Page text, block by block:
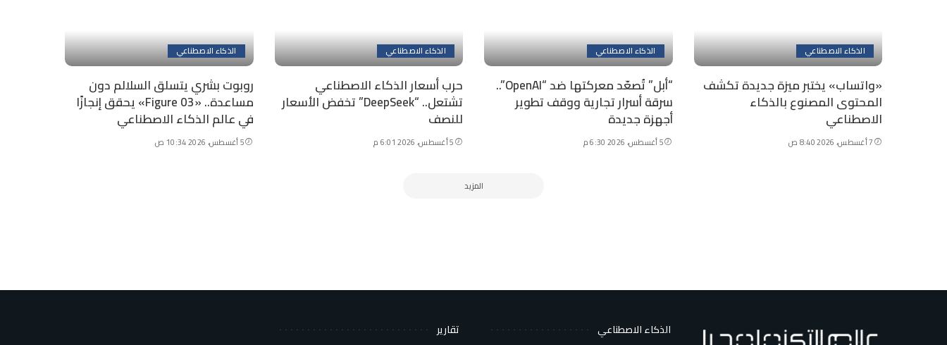
الذكاء الاصطناعي
«واتساب» يختبر ميزة جديدة تكشف
المحتوى المصنوع بالذكاء
الاصطناعي
7 أغسطس، 2026 8:40 ص
الذكاء الاصطناعي
“أبل” تُصعّد معركتها ضد “OpenAI”..
سرقة أسرار تجارية ووقف تطوير
أجهزة جديدة
5 أغسطس، 2026 6:30 م
الذكاء الاصطناعي
حرب أسعار الذكاء الاصطناعي
تشتعل.. “DeepSeek” تخفض الأسعار
للنصف
5 أغسطس، 2026 6:01 م
الذكاء الاصطناعي
روبوت بشري يتسلق السلالم دون
مساعدة.. «Figure 03» يحقق إنجازًا
في عالم الذكاء الاصطناعي
5 أغسطس، 2026 10:34 ص
المزيد
الذكاء الاصطناعي
تقارير